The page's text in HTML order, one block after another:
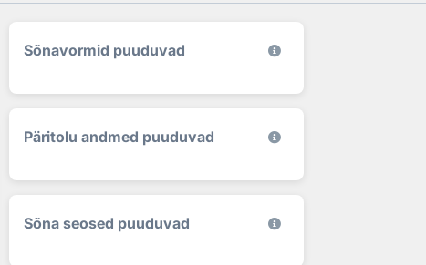
Sõnavormid puuduvad
Päritolu andmed puuduvad
Sõna seosed puuduvad